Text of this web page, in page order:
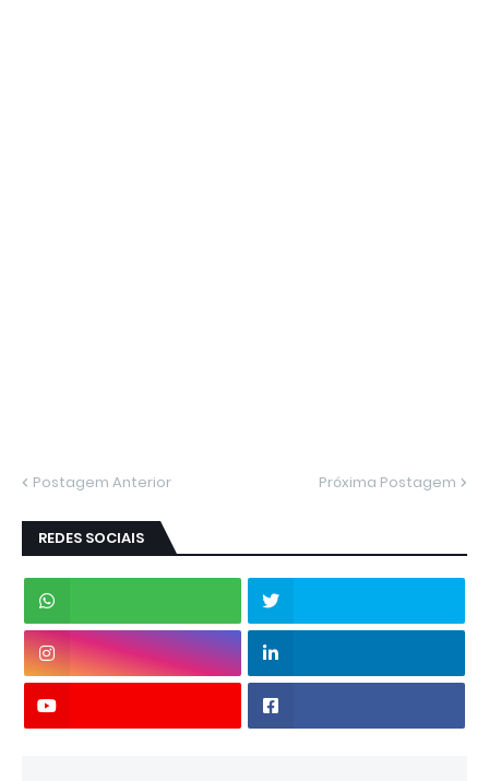
Postagem Anterior Próxima Postagem
REDES SOCIAIS